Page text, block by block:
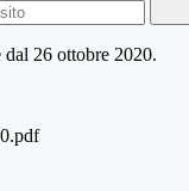
26 ottobre 2020.